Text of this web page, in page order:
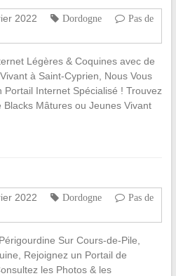
2022 Dordogne
Pas de
Légères & Coquines avec de
à Saint-Cyprien, Nous Vous
Internet Spécialisé ! Trouvez
Blacks Mâtures ou Jeunes Vivant
2022 Dordogne
Pas de
Sur Cours-de-Pile,
Rejoignez un Portail de
les Photos & les